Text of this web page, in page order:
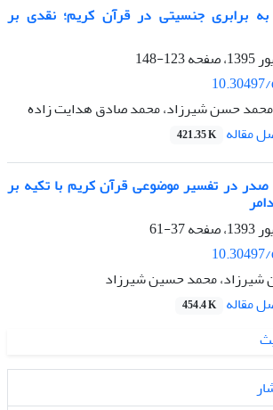
به برابری جنسیتی در قرآن کریم؛ نقدی بر
123-148
حسن شیرزاد، محمد صادق هدایت زاده
مقاله 421.35 K
صدر در تفسیر موضوعی قرآن کریم با تکیه بر
37-61
شیرزاد، محمد حسین شیرزاد
مقاله 454.4 K